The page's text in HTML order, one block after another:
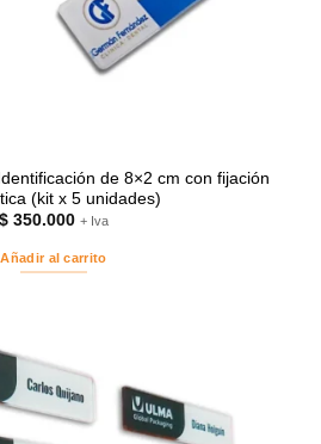
de 8×2 cm con fijación
(kit x 5 unidades)
$ 350.000 + Iva
Añadir al carrito